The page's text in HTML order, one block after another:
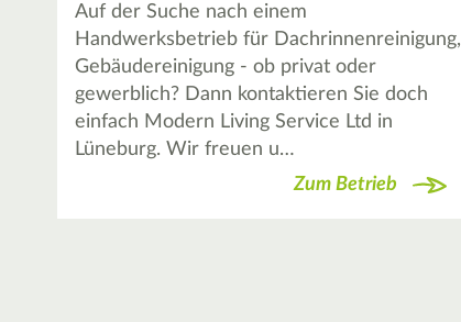
Auf der Suche nach einem
Handwerksbetrieb für Dachrinnenreinigung,
Gebäudereinigung - ob privat oder
gewerblich? Dann kontaktieren Sie doch
einfach Modern Living Service Ltd in
Lüneburg. Wir freuen u…
Zum Betrieb